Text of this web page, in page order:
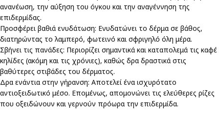
ανανέωση, την αύξηση του όγκου και την αναγέννηση της
επιδερμίδας.
Προσφέρει βαθιά ενυδάτωση: Ενυδατώνει το δέρμα σε βάθος,
διατηρώντας το λαμπερό, φωτεινό και σφριγηλό όλη μέρα.
Σβήνει τις πανάδες: Περιορίζει σημαντικά και καταπολεμά τις καφέ
κηλίδες (ακόμη και τις χρόνιες), καθώς δρα δραστικά στις
βαθύτερες στιβάδες του δέρματος.
Δρα ενάντια στην γήρανση: Αποτελεί ένα ισχυρότατο
αντιοξειδωτικό μέσο. Επομένως, απομονώνει τις ελεύθερες ρίζες
που οξειδώνουν και γερνούν πρόωρα την επιδερμίδα.